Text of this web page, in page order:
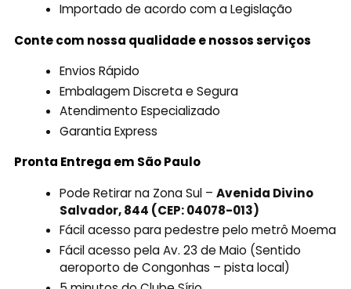
Importado de acordo com a Legislação
Conte com nossa qualidade e nossos serviços
Envios Rápido
Embalagem Discreta e Segura
Atendimento Especializado
Garantia Express
Pronta Entrega em São Paulo
Pode Retirar na Zona Sul –Avenida Divino
Salvador, 844 (CEP: 04078-013)
Fácil acesso para pedestre pelo metrô Moema
Fácil acesso pela Av. 23 de Maio (Sentido
aeroporto de Congonhas – pista local)